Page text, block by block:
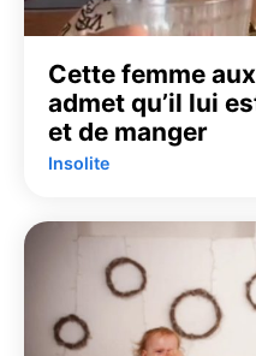
Cette femme
admet qu’il lui
et de manger
Insolite